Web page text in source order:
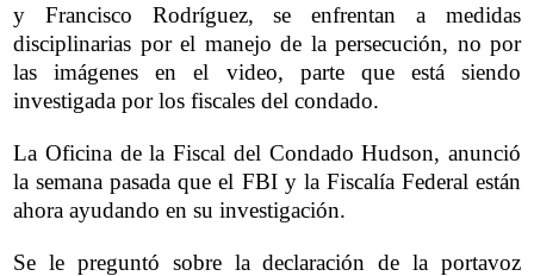
y Francisco Rodríguez, se enfrentan a medidas
disciplinarias por el manejo de la persecución, no por
las imágenes en el video, parte que está siendo
investigada por los fiscales del condado.
La Oficina de la Fiscal del Condado Hudson, anunció
la semana pasada que el FBI y la Fiscalía Federal están
ahora ayudando en su investigación.
Se le preguntó sobre la declaración de la portavoz